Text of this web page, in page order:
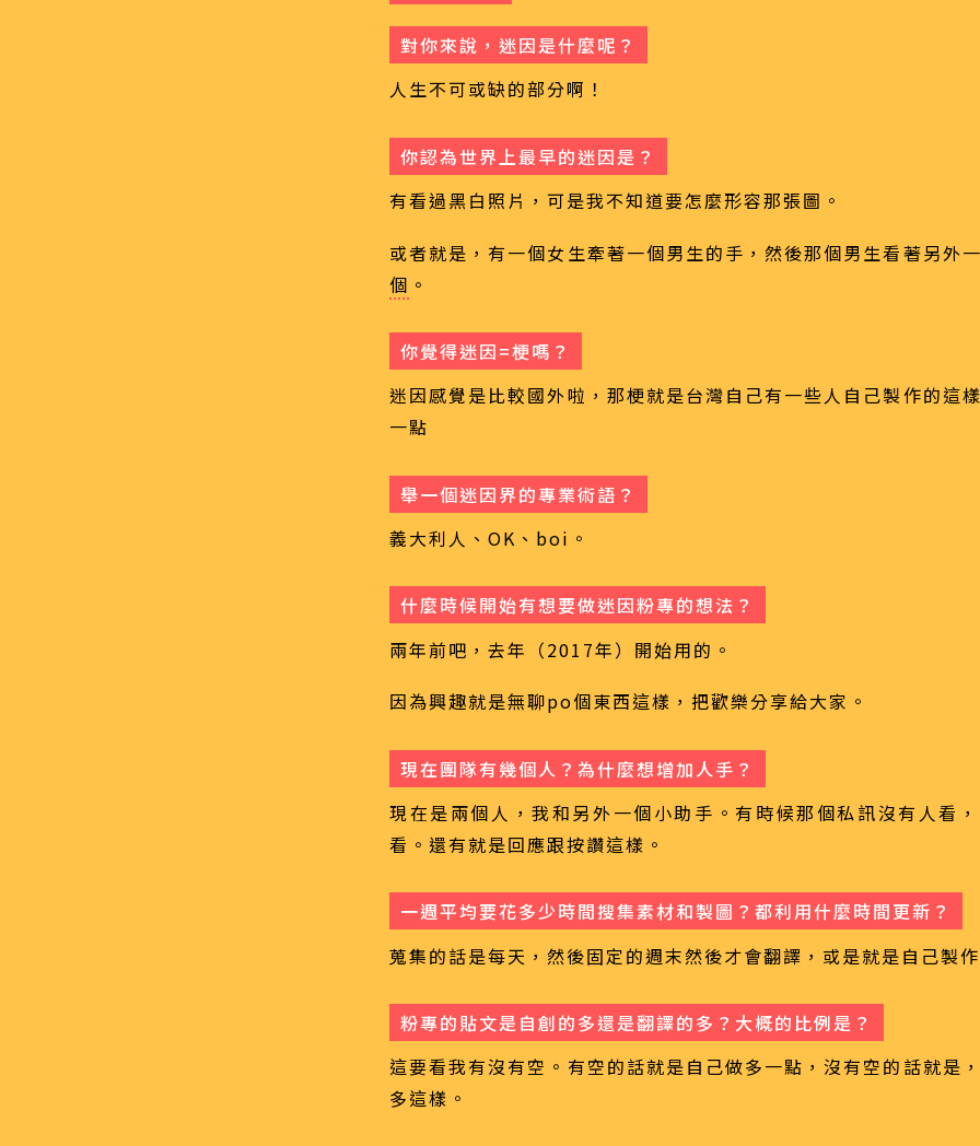
對你來說，迷因是什麼呢？
人生不可或缺的部分啊！
你認為世界上最早的迷因是？
有看過黑白照片，可是我不知道要怎麼形容那張圖。
或者就是，有一個女生牽著一個男生的手，然後那個男生看著另外
個 。
你覺得迷因=梗嗎？
迷因感覺是比較國外啦，那梗就是台灣自己有一些人自己製作的這
一點
舉一個迷因界的專業術語？
義大利人、OK、boi。
什麼時候開始有想要做迷因粉專的想法？
兩年前吧，去年（2017年）開始用的。
因為興趣就是無聊po個東西這樣，把歡樂分享給大家。
現在團隊有幾個人？為什麼想增加人手？
現在是兩個人，我和另外一個小助手。有時候那個私訊沒有人看
看。還有就是回應跟按讚這樣。
一週平均要花多少時間搜集素材和製圖？都利用什麼時間更新？
蒐集的話是每天，然後固定的週末然後才會翻譯，或是就是自己製作
粉專的貼文是自創的多還是翻譯的多？大概的比例是？
這要看我有沒有空。有空的話就是自己做多一點，沒有空的話就是
多這樣。